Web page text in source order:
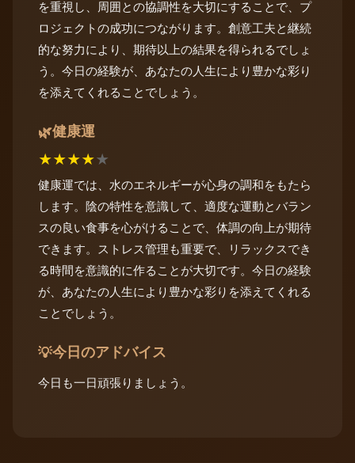
を重視し、周囲との協調性を大切にすることで、プ
ロジェクトの成功につながります。創意工夫と継続
的な努力により、期待以上の結果を得られるでしょ
う。今日の経験が、あなたの人生により豊かな彩り
を添えてくれることでしょう。
🌿健康運
★★★★★
健康運では、水のエネルギーが心身の調和をもたら
します。陰の特性を意識して、適度な運動とバラン
スの良い食事を心がけることで、体調の向上が期待
できます。ストレス管理も重要で、リラックスでき
る時間を意識的に作ることが大切です。今日の経験
が、あなたの人生により豊かな彩りを添えてくれる
ことでしょう。
💡今日のアドバイス
今日も一日頑張りましょう。